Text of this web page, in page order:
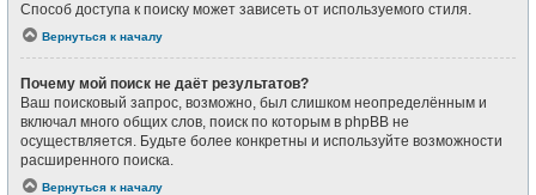
Способ доступа к поиску может зависеть от используемого стиля.
Вернуться к началу
Почему мой поиск не даёт результатов?
Ваш поисковый запрос, возможно, был слишком неопределённым и
включал много общих слов, поиск по которым в phpBB не
осуществляется. Будьте более конкретны и используйте возможности
расширенного поиска.
Вернуться к началу